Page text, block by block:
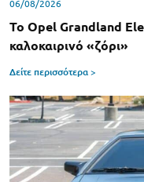
06/08/2026
Το Opel Grandland
καλοκαιρινό «ζόρι»
Δείτε περισσότερα >